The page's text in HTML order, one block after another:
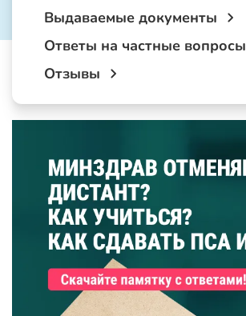
Выдаваемые документы
Ответы на частные вопросы
Отзывы